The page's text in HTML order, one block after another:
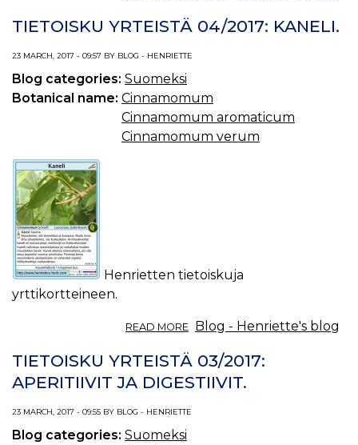
YRTEISTÄ
05/2017:
MUSKOTTIPÄHKINÄ.
TIETOISKU YRTEISTÄ 04/2017: KANELI.
23 MARCH, 2017 - 09:57 BY BLOG - HENRIETTE
Blog categories: Suomeksi
Botanical name: Cinnamomum
Cinnamomum aromaticum
Cinnamomum verum
Henrietten tietoiskuja
yrttikortteineen.
READ MORE ABOUT
YRTEISTÄ
04/2017:
KANELI.
Blog - Henriette's blog
TIETOISKU YRTEISTÄ 03/2017:
APERITIIVIT JA DIGESTIIVIT.
23 MARCH, 2017 - 09:55 BY BLOG - HENRIETTE
Blog categories: Suomeksi